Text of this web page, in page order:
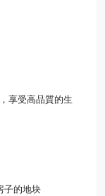
享受高品質的生
子的地块